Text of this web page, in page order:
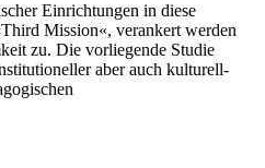
Einrichtungen in diese
Mission«, verankert werden
zu. Die vorliegende Studie
aber auch kulturell-